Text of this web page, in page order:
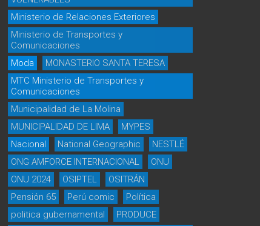
Ministerio de Relaciones Exteriores
Ministerio de Transportes y
Comunicaciones
Moda
MONASTERIO SANTA TERESA
MTC Ministerio de Transportes y
Comunicaciones
Municipalidad de La Molina
MUNICIPALIDAD DE LIMA
MYPES
Nacional
National Geographic
NESTLÉ
ONG AMFORCE INTERNACIONAL
ONU
ONU 2024
OSIPTEL
OSITRÁN
Pensión 65
Perú comic
Política
politica gubernamental
PRODUCE